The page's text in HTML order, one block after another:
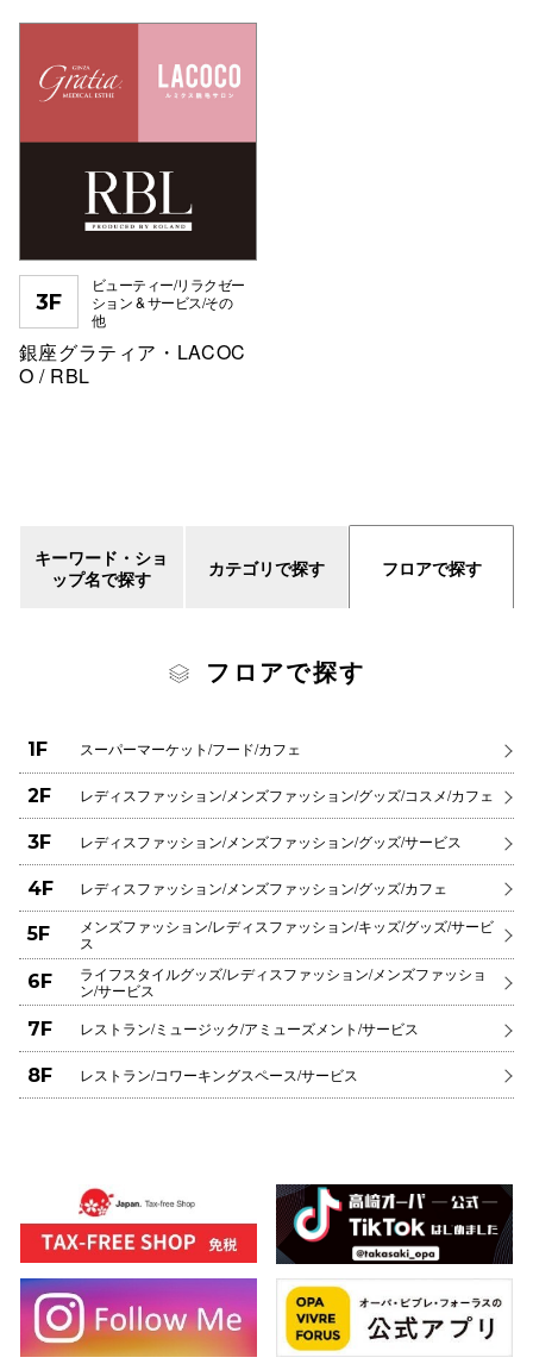
3F
ビューティー/リラクゼー
ション & サービス/その
他
銀座グラティア・LACOC
O / RBL
キーワード・ショ
ップ名で探す
カテゴリで探す フロアで探す
フロアで探す
1F スーパーマーケット/フード/カフェ
2F レディスファッション/メンズファッション/グッズ/コスメ/カフェ
3F レディスファッション/メンズファッション/グッズ/サービス
4F レディスファッション/メンズファッション/グッズ/カフェ
5F
メンズファッション/レディスファッション/キッズ/グッズ/サービ
ス
6F
ライフスタイルグッズ/レディスファッション/メンズファッショ
ン/サービス
7F レストラン/ミュージック/アミューズメント/サービス
8F レストラン/コワーキングスペース/サービス